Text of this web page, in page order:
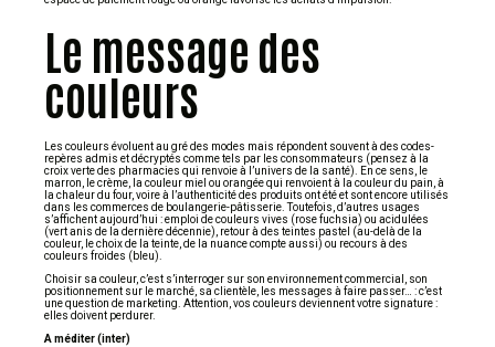
Le message des
couleurs
Les couleurs évoluent au gré des modes mais répondent souvent à des codes-
repères admis et décryptés comme tels par les consommateurs (pensez à la
croix verte des pharmacies qui renvoie à l’univers de la santé). En ce sens, le
marron, le crème, la couleur miel ou orangée qui renvoient à la couleur du pain, à
la chaleur du four, voire à l’authenticité des produits ont été et sont encore utilisés
dans les commerces de boulangerie-pâtisserie. Toutefois, d’autres usages
s’affichent aujourd’hui : emploi de couleurs vives (rose fuchsia) ou acidulées
(vert anis de la dernière décennie), retour à des teintes pastel (au-delà de la
couleur, le choix de la teinte, de la nuance compte aussi) ou recours à des
couleurs froides (bleu).
Choisir sa couleur, c’est s’interroger sur son environnement commercial, son
positionnement sur le marché, sa clientèle, les messages à faire passer… : c’est
une question de marketing. Attention, vos couleurs deviennent votre signature :
elles doivent perdurer.
A méditer (inter)